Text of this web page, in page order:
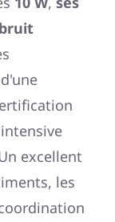
excellent
les